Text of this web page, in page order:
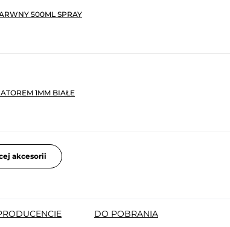
500ML SPRAY
1MM BIAŁE
akcesorii
DO POBRANIA